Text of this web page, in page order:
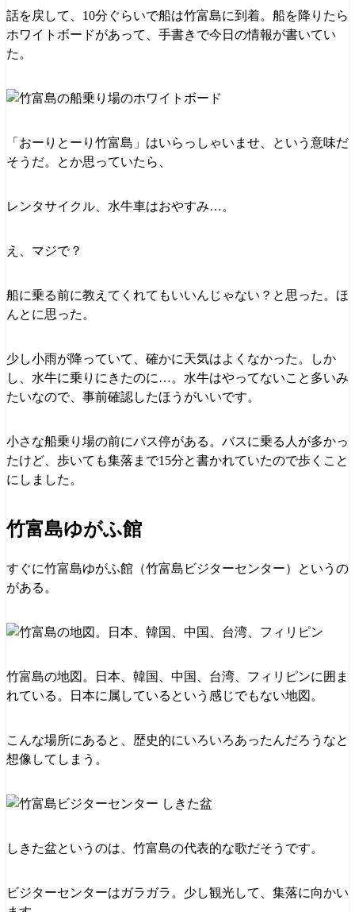
話を戻して、10分ぐらいで船は竹富島に到着。船を降りたら
ホワイトボードがあって、手書きで今日の情報が書いてい
た。
「おーりとーり竹富島」はいらっしゃいませ、という意味だ
そうだ。とか思っていたら、
レンタサイクル、水牛車はおやすみ…。
え、マジで？
船に乗る前に教えてくれてもいいんじゃない？と思った。ほ
んとに思った。
少し小雨が降っていて、確かに天気はよくなかった。しか
し、水牛に乗りにきたのに…。水牛はやってないこと多いみ
たいなので、事前確認したほうがいいです。
小さな船乗り場の前にバス停がある。バスに乗る人が多かっ
たけど、歩いても集落まで15分と書かれていたので歩くこと
にしました。
竹富島ゆがふ館
すぐに竹富島ゆがふ館（竹富島ビジターセンター）というの
がある。
竹富島の地図。日本、韓国、中国、台湾、フィリピンに囲ま
れている。日本に属しているという感じでもない地図。
こんな場所にあると、歴史的にいろいろあったんだろうなと
想像してしまう。
しきた盆というのは、竹富島の代表的な歌だそうです。
ビジターセンターはガラガラ。少し観光して、集落に向かい